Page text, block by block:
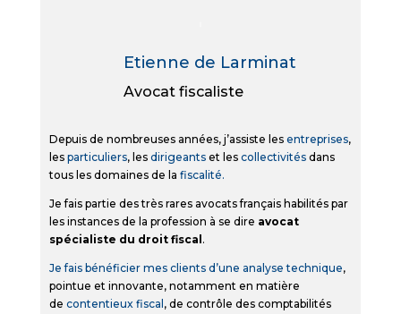
Etienne de Larminat
Avocat fiscaliste
Depuis de nombreuses années, j’assiste les entreprises,
les particuliers, les dirigeants et les collectivités dans
tous les domaines de la fiscalité.
Je fais partie des très rares avocats français habilités par
les instances de la profession à se dire avocat
spécialiste du droit fiscal .
Je fais bénéficier mes clients d’une analyse technique,
pointue et innovante, notamment en matière
de contentieux fiscal , de contrôle des comptabilités